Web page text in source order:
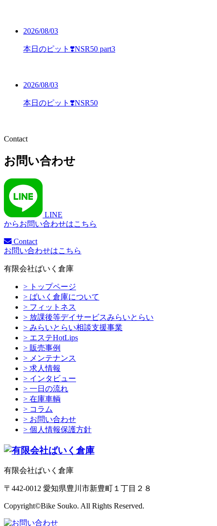
2026/08/03
本日のピット❣️NSR50 part3
2026/08/03
本日のピット❣️NSR50
Contact
お問い合わせ
LINE
からお問い合わせはこちら
Contact
お問い合わせはこちら
有限会社ばいく倉庫
> トップページ
> ばいく倉庫について
> フィットネス
> 放課後等デイサービスみらいとらい
> みらいとらい相談支援事業
> エステHotLips
> 販売事例
> メンテナンス
> 求人情報
> インタビュー
> 一日の流れ
> 在庫車輌
> コラム
> お問い合わせ
> 個人情報保護方針
有限会社ばいく倉庫
〒442-0012 愛知県豊川市新豊町１丁目２８
Copyright©Bike Souko. All Rights Reserved.